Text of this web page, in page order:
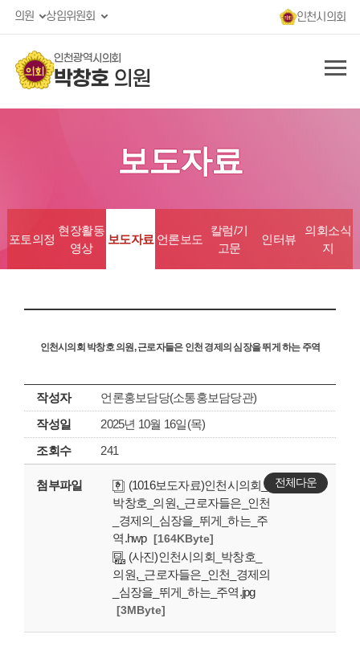
의원 상임위원회 인천시의회
인천광역시의회
박창호 의원
보도자료
포토의정
현장활동
영상
보도자료 언론보도
칼럼/기
고문
인터뷰
의회소식
지
인천시의회 박창호 의원, 근로자들은 인천 경제의 심장을 뛰게 하는 주역
작성자
언론홍보담당(소통홍보담당관)
작성일
2025년 10월 16일(목)
조회수
241
첨부파일
(1016보도자료)인천시의회_
박창호_의원,_근로자들은_인천
_경제의_심장을_뛰게_하는_주
역.hwp
[164KByte]
(사진)인천시의회_박창호_
의원,_근로자들은_인천_경제의
_심장을_뛰게_하는_주역.jpg
[3MByte]
전체다운